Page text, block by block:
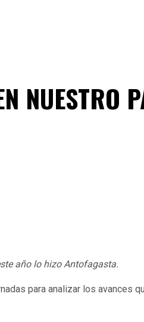
NUESTRO
año lo hizo Antofagasta.
para analizar los avances